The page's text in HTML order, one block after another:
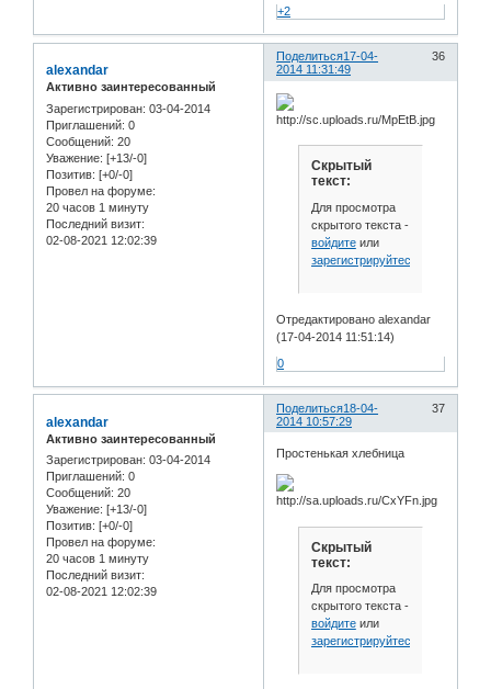
+2
Поделиться 36
17-04-
2014 11:31:49
alexandar
Активно заинтересованный
Зарегистрирован: 03-04-2014
Приглашений: 0
Сообщений: 20
Уважение: [+13/-0]
Позитив: [+0/-0]
Провел на форуме:
20 часов 1 минуту
Последний визит:
02-08-2021 12:02:39
Скрытый
текст:
Для просмотра
скрытого текста -
войдитеили
зарегистрируйтесь
Отредактировано alexandar
(17-04-2014 11:51:14)
0
Поделиться 37
18-04-
2014 10:57:29
alexandar
Активно заинтересованный
Зарегистрирован: 03-04-2014
Приглашений: 0
Сообщений: 20
Уважение: [+13/-0]
Позитив: [+0/-0]
Провел на форуме:
20 часов 1 минуту
Последний визит:
02-08-2021 12:02:39
Простенькая хлебница
Скрытый
текст:
Для просмотра
скрытого текста -
войдитеили
зарегистрируйтесь